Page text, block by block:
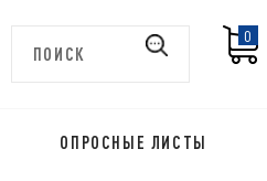
0
ОПРОСНЫЕ ЛИСТЫ